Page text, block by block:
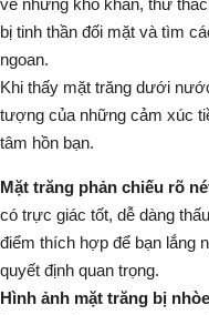
về những khó khăn, thử
bị tinh thần đối mặt và tìm
ngoan.
Khi thấy mặt trăng dưới
tượng của những cảm xúc
tâm hồn bạn.
Mặt trăng phản chiếu rõ
có trực giác tốt, dễ dàng
điểm thích hợp để bạn lắng
quyết định quan trọng.
Hình ảnh mặt trăng bị